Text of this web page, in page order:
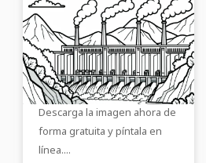
Imagen para colorear
de central
hidroeléctrica
gratuita para
descargar
Descubre la imagen para
colorear de alta calidad de
una central hidroeléctrica.
Descarga la imagen ahora de
forma gratuita y píntala en
línea....